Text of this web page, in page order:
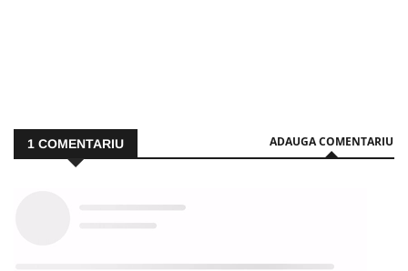
1 COMENTARIU ADAUGA COMENTARIU